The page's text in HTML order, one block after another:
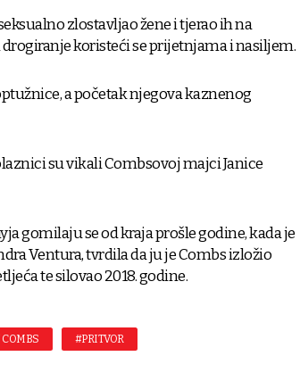
zlostavljao žene i tjerao ih na
koristeći se prijetnjama i nasiljem.
a početak njegova kaznenog
su vikali Combsovoj majci Janice
gomilaju se od kraja prošle godine, kada je
Ventura, tvrdila da ju je Combs izložio
te silovao 2018. godine.
#PRITVOR